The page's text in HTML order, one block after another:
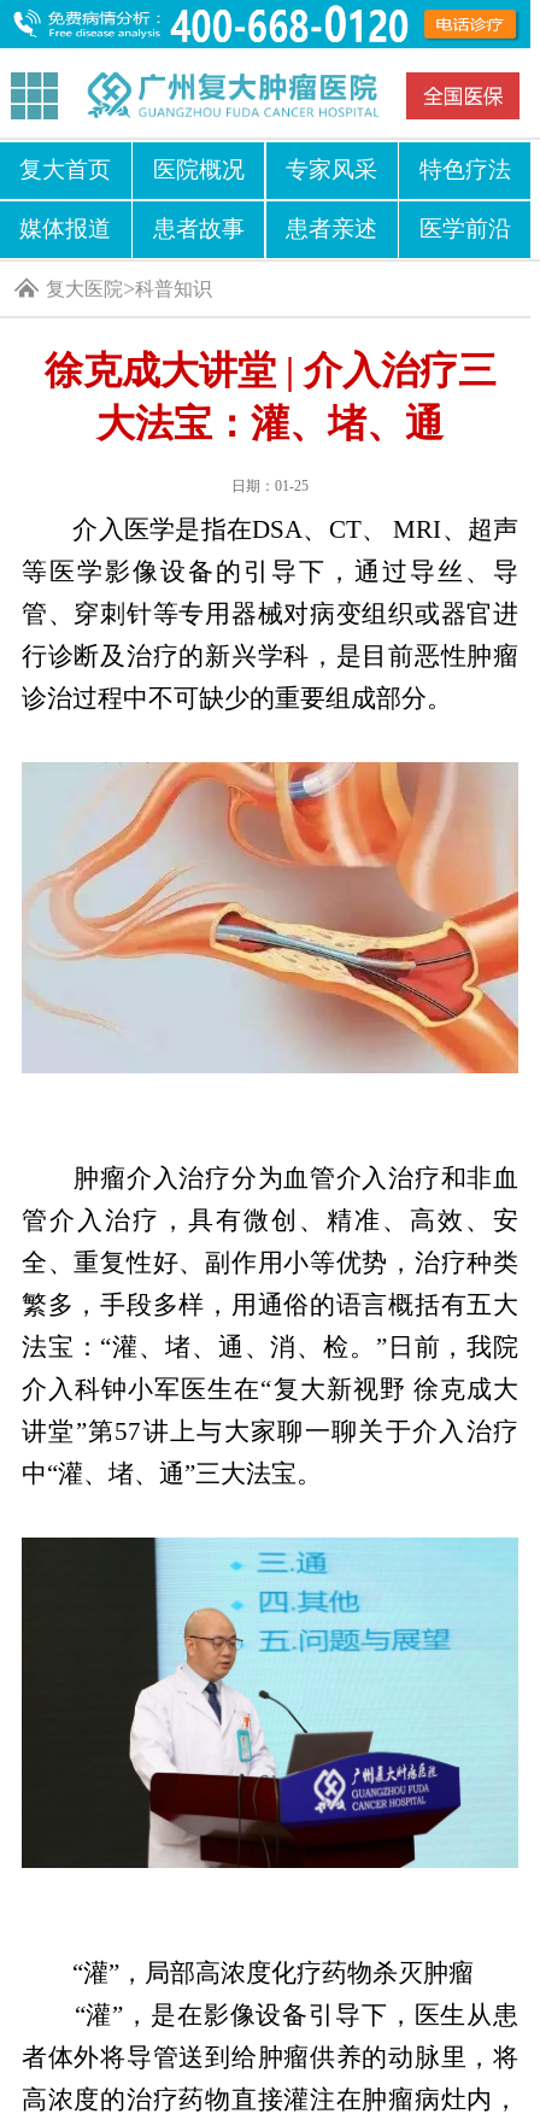
复大首页 医院概况 专家风采 特色疗法
媒体报道 患者故事 患者亲述 医学前沿
复大医院>科普知识
徐克成大讲堂 | 介入治疗三
大法宝：灌、堵、通
日期：01-25
介入医学是指在DSA、CT、 MRI、超声
等医学影像设备的引导下，通过导丝、导
管、穿刺针等专用器械对病变组织或器官进
行诊断及治疗的新兴学科，是目前恶性肿瘤
诊治过程中不可缺少的重要组成部分。
肿瘤介入治疗分为血管介入治疗和非血
管介入治疗，具有微创、精准、高效、安
全、重复性好、副作用小等优势，治疗种类
繁多，手段多样，用通俗的语言概括有五大
法宝：“灌、堵、通、消、检。”日前，我院
介入科钟小军医生在“复大新视野 徐克成大
讲堂”第57讲上与大家聊一聊关于介入治疗
中“灌、堵、通”三大法宝。
“灌”，局部高浓度化疗药物杀灭肿瘤
“灌”，是在影像设备引导下，医生从患
者体外将导管送到给肿瘤供养的动脉里，将
高浓度的治疗药物直接灌注在肿瘤病灶内，